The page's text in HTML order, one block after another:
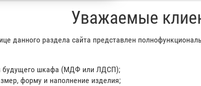
Уважаемые
данного раздела сайта представлен
будущего шкафа (МДФ или ЛДСП);
форму и наполнение изделия;